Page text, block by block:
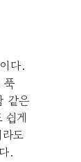
다.
푹
같은
쉽게
도
.